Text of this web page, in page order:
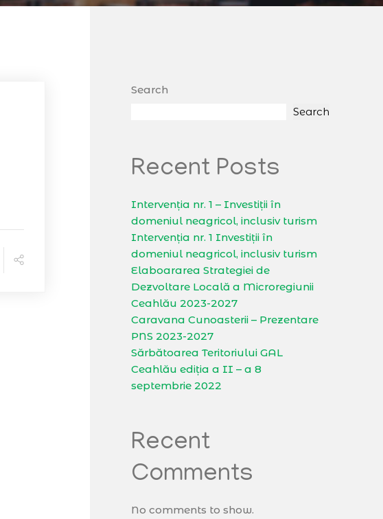
Search
Search
Recent Posts
Intervenția nr. 1 – Investiții în
domeniul neagricol, inclusiv turism
Intervenția nr. 1 Investiții în
domeniul neagricol, inclusiv turism
Elaboararea Strategiei de
Dezvoltare Locală a Microregiunii
Ceahlău 2023-2027
Caravana Cunoasterii – Prezentare
PNS 2023-2027
Sărbătoarea Teritoriului GAL
Ceahlău ediția a II – a 8
septembrie 2022
Recent
Comments
No comments to show.